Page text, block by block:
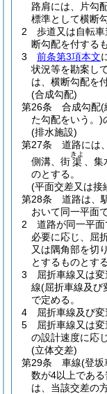
路肩には、片勾
標準として横断
2
歩道又は自転
断勾配を付する
3
前条第3項本文
状況等を勘案し
は、横断勾配を
(合成勾配)
第26条
合成勾配(
た勾配をいう。)
(排水施設)
第27条
道路には
側溝、街渠
きよ
、
のとする。
(平面交差又は接
第28条
道路は、
おいて同一平面
2
道路が同一平面
必要に応じ、屈
又は隅角部を切
とするものとする
3
屈折車線又は
線(屈折車線及び
で定める。
4
屈折車線及び
5
屈折車線又は
の設計速度に応
(立体交差)
第29条
車線(登坂
数が4以上であ
は、当該交差の